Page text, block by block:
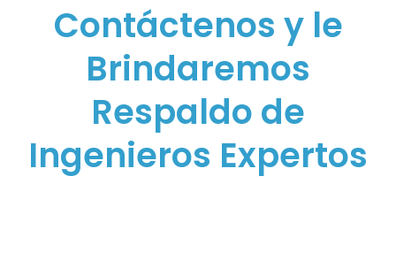
Contáctenos y le
Brindaremos
Respaldo de
Ingenieros Expertos